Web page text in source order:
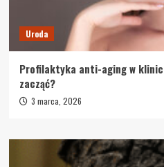
Uroda
Profilaktyka anti-aging w
zacząć?
3 marca, 2026